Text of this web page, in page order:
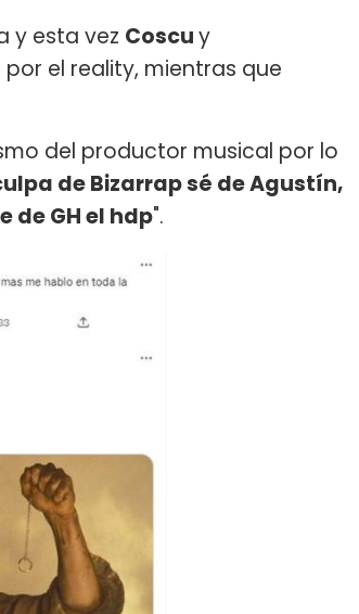
y esta vez Coscuy
el reality, mientras que
del productor musical por lo
de Bizarrap sé de Agustín,
de GH el hdp".